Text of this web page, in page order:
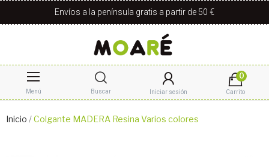
Envíos a la península gratis a partir de 50 €
Menú Buscar Iniciar sesión
0
Carrito
Inicio Colgante MADERA Resina Varios colores